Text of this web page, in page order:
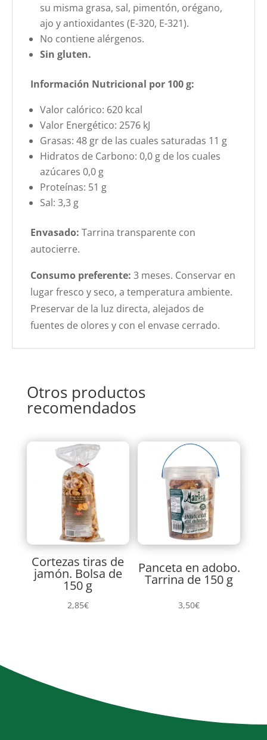
su misma grasa, sal, pimentón, orégano,
ajo y antioxidantes (E-320, E-321).
No contiene alérgenos.
Sin gluten.
Información Nutricional por 100 g:
Valor calórico: 620 kcal
Valor Energético: 2576 kJ
Grasas: 48 gr de las cuales saturadas 11 g
Hidratos de Carbono: 0,0 g de los cuales
azúcares 0,0 g
Proteínas: 51 g
Sal: 3,3 g
Envasado: Tarrina transparente con
autocierre.
Consumo preferente: 3 meses. Conservar en
lugar fresco y seco, a temperatura ambiente.
Preservar de la luz directa, alejados de
fuentes de olores y con el envase cerrado.
Otros productos
recomendados
Cortezas tiras de
jamón. Bolsa de
150 g
2,85€
Panceta en adobo.
Tarrina de 150 g
3,50€